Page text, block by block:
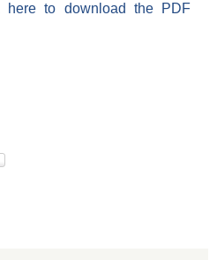
here to download the PDF